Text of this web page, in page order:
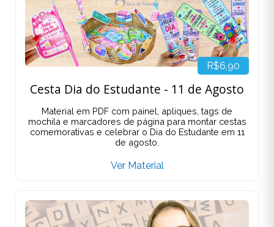
R$6,90
Cesta Dia do Estudante - 11 de Agosto
Material em PDF com painel, apliques, tags de
mochila e marcadores de página para montar cestas
comemorativas e celebrar o Dia do Estudante em 11
de agosto.
Ver Material